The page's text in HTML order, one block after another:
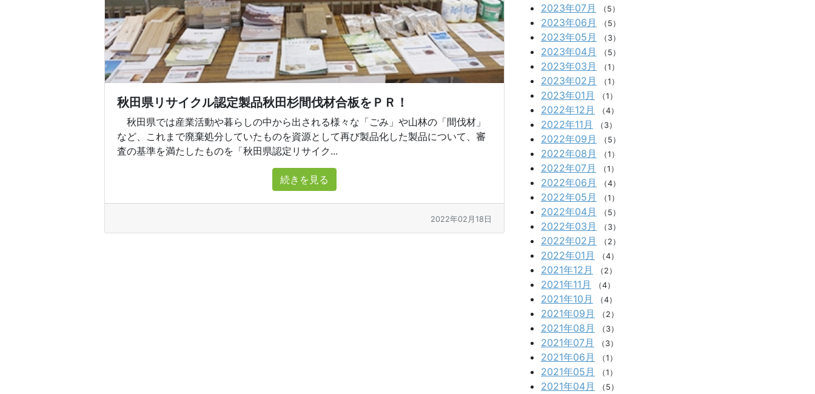
秋田県リサイクル認定製品秋田杉間伐材合板をＰＲ！
秋田県では産業活動や暮らしの中から出される様々な「ごみ」や山林の「間伐材」
など、これまで廃棄処分していたものを資源として再び製品化した製品について、審
査の基準を満たしたものを「秋田県認定リサイク...
続きを見る
2022年02月18日
2023年07月 （5）
2023年06月 （5）
2023年05月 （3）
2023年04月 （5）
2023年03月 （1）
2023年02月 （1）
2023年01月 （1）
2022年12月 （4）
2022年11月 （3）
2022年09月 （5）
2022年08月 （1）
2022年07月 （1）
2022年06月 （4）
2022年05月 （1）
2022年04月 （5）
2022年03月 （3）
2022年02月 （2）
2022年01月 （4）
2021年12月 （2）
2021年11月 （4）
2021年10月 （4）
2021年09月 （2）
2021年08月 （3）
2021年07月 （3）
2021年06月 （1）
2021年05月 （1）
2021年04月 （5）